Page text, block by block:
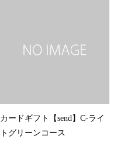
カードギフト【send】C-ライ
トグリーンコース